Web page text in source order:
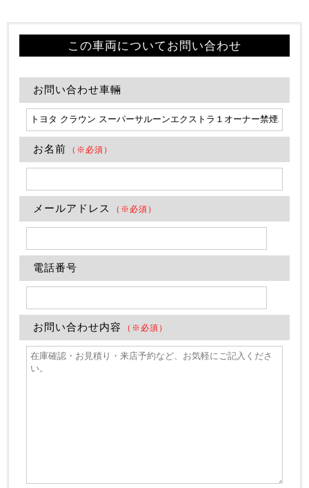
この車両についてお問い合わせ
お問い合わせ車輛
お名前 （※必須）
メールアドレス （※必須）
電話番号
お問い合わせ内容 （※必須）